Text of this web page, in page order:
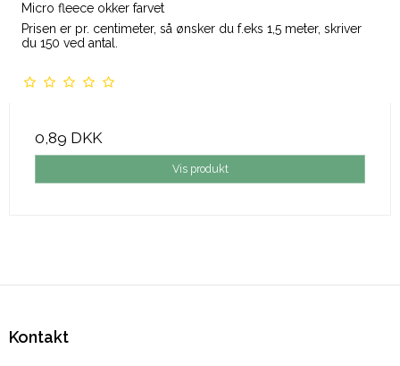
Micro fleece okker farvet
Prisen er pr. centimeter, så ønsker du f.eks 1,5 meter, skriver
du 150 ved antal.
0,89 DKK
Vis produkt
Kontakt